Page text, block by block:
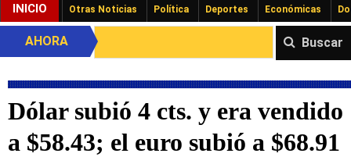
INICIO Otras Noticias Política Deportes Económicas
Buscar
AHORA
Dólar subió 4 cts. y era vendido
a $58.43; el euro subió a $68.91